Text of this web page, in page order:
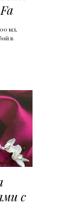
мл,
в
с